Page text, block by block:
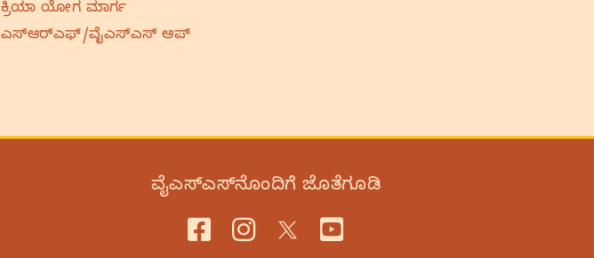
ಕ್ರಿಯಾ ಯೋಗ ಮಾರ್ಗ
ಎಸ್‌ಆರ್‌ಎಫ್‌/ವೈಎಸ್‌ಎಸ್‌ ಆಪ್
ವೈಎಸ್‌ಎಸ್‌ನೊಂದಿಗೆ ಜೊತೆಗೂಡಿ